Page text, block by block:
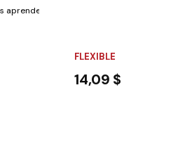
por qué su cuerpo es un templo...
FLEXIBLE
14,09 $